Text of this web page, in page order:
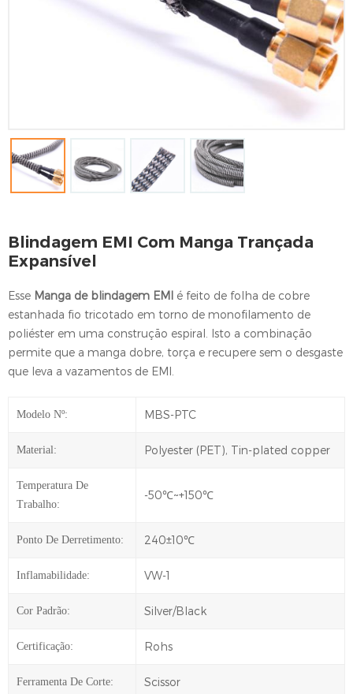
Blindagem EMI Com Manga Trançada
Expansível
Esse Manga de blindagem EMI é feito de folha de cobre
estanhada fio tricotado em torno de monofilamento de
poliéster em uma construção espiral. Isto a combinação
permite que a manga dobre, torça e recupere sem o desgaste
que leva a vazamentos de EMI.
Modelo Nº: MBS-PTC
Material: Polyester (PET), Tin-plated copper
Temperatura De
Trabalho:
-50℃~+150℃
Ponto De Derretimento: 240±10℃
Inflamabilidade: VW-1
Cor Padrão: Silver/Black
Certificação: Rohs
Ferramenta De Corte: Scissor